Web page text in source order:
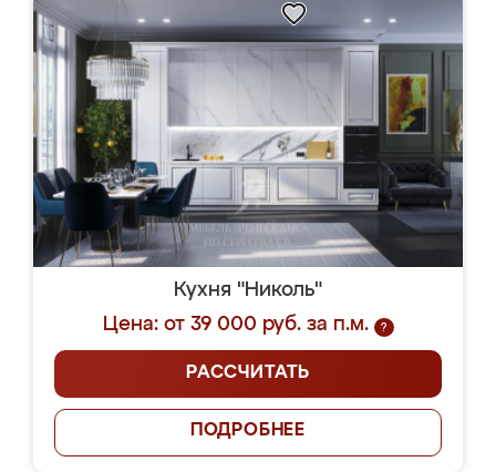
Кухня "Николь"
Цена: от 39 000 руб. за п.м.
?
РАССЧИТАТЬ
ПОДРОБНЕЕ